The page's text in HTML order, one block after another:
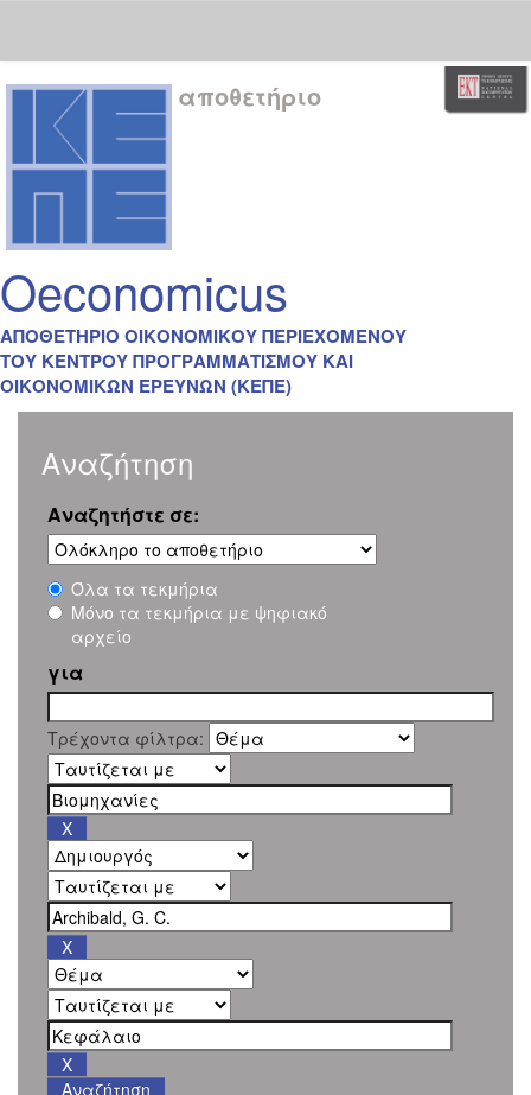
Skip
navigation
αποθετήριο
Oeconomicus
ΑΠΟΘΕΤΗΡΙΟ ΟΙΚΟΝΟΜΙΚΟΥ ΠΕΡΙΕΧΟΜΕΝΟΥ
ΤΟΥ ΚΕΝΤΡΟΥ ΠΡΟΓΡΑΜΜΑΤΙΣΜΟΥ ΚΑΙ
ΟΙΚΟΝΟΜΙΚΩΝ ΕΡΕΥΝΩΝ (ΚΕΠΕ)
Αναζήτηση
Αναζητήστε σε:
Όλα τα τεκμήρια
Μόνο τα τεκμήρια με ψηφιακό
αρχείο
για
Τρέχοντα φίλτρα: